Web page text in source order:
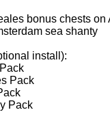
bonus chests on
sea shanty
install):
Pack
Pack